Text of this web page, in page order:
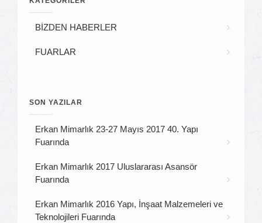
Navigasyonu
BİZDEN HABERLER
FUARLAR
SON YAZILAR
Erkan Mimarlık 23-27 Mayıs 2017 40. Yapı
Fuarında
Erkan Mimarlık 2017 Uluslararası Asansör
Fuarında
Erkan Mimarlık 2016 Yapı, İnşaat Malzemeleri ve
Teknolojileri Fuarında